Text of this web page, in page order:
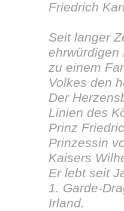
Friedrich
Seit langer
ehrwürdigen
zu einem
Volkes den
Der
Linien des
Prinz
Prinzessin
Kaisers
Er lebt seit
1. Garde-
Irland.